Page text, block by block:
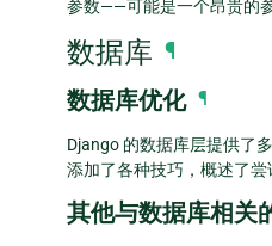
参数——可能是一个昂贵的
数据库 ¶
数据库优化 ¶
Django 的数据库层提供了
添加了各种技巧，概述了尝
其他与数据库相关